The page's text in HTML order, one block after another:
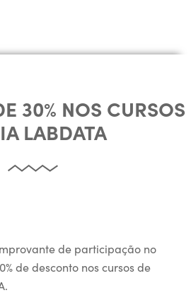
30% NOS CURSOS
LABDATA
de participação no
de desconto nos cursos de